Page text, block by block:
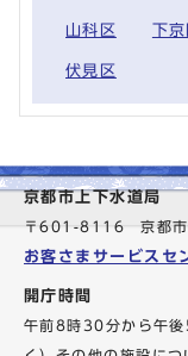
山科区 下
伏見区
京都市上下水道局
〒601-8116 京都市
お客さまサービスセ
開庁時間
午前8時30分から午